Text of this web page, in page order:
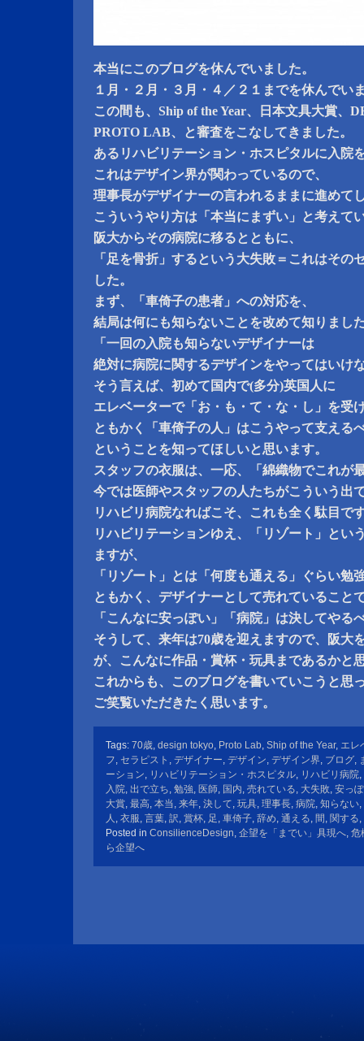
本当にこのブログを休んでいました。
１月・２月・３月・４／２１までを休んでい
この間も、Ship of the Year、日本文具大賞、
PROTO LAB、と審査をこなしてきました。
あるリハビリテーション・ホスピタルに入院
これはデザイン界が関わっているので、
理事長がデザイナーの言われるままに進めて
こういうやり方は「本当にまずい」と考えて
阪大からその病院に移るとともに、
「足を骨折」するという大失敗＝これはその
した。
まず、「車倚子の患者」への対応を、
結局は何にも知らないことを改めて知りまし
「一回の入院も知らないデザイナーは
絶対に病院に関するデザインをやってはいけ
そう言えば、初めて国内で(多分)英国人に
エレベーターで「お・も・て・な・し」を受
ともかく「車倚子の人」はこうやって支える
ということを知ってほしいと思います。
スタッフの衣服は、一応、「綿織物でこれが
今では医師やスタッフの人たちがこういう出
リハビリ病院なればこそ、これも全く駄目で
リハビリテーションゆえ、「リゾート」とい
ますが、
「リゾート」とは「何度も通える」ぐらい勉
ともかく、デザイナーとして売れていること
「こんなに安っぽい」「病院」は決してやる
そうして、来年は70歳を迎えますので、阪大
が、こんなに作品・賞杯・玩具まであるかと
これからも、このブログを書いていこうと思
ご笑覧いただきたく思います。
Tags: 70歳, design tokyo, Proto Lab, Ship of the Year, エレ
フ, セラピスト , デザイナー, デザイン, デザイン界, ブログ,
ーション, リハビリテーション・ホスピタル, リハビリ病院,
入院, 出で立ち, 勉強, 医師, 国内, 売れている, 大失敗, 安っ
大賞, 最高, 本当, 来年, 決して, 玩具, 理事長, 病院, 知らない,
人 , 衣服, 言葉, 訳, 賞杯, 足 , 車倚子, 辞め, 通える, 間 , 関する,
Posted in ConsilienceDesign, 企望を「までい」具現へ, 危
ら企望へ